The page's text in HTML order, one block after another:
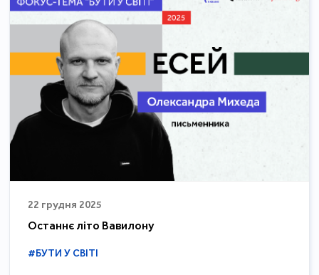
22 грудня 2025
Останнє літо Вавилону
#БУТИ У СВІТІ